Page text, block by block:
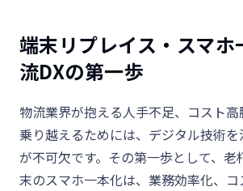
端末リプレイス・スマホ
流DXの第一歩
物流業界が抱える人手不足、コスト
乗り越えるためには、デジタル技術を
が不可欠です。その第一歩として、老
末のスマホ一本化は、業務効率化、